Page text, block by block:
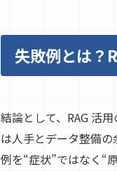
失敗例とは？
結論として、RAG 活
は人手とデータ整備
例を“症状”ではなく“